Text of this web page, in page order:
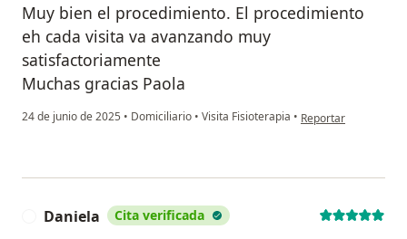
Muy bien el procedimiento. El procedimiento
eh cada visita va avanzando muy
satisfactoriamente
Muchas gracias Paola
24 de junio de 2025 • Domiciliario • Visita Fisioterapia • en opinión del
Reportar
Daniela Cita verificada